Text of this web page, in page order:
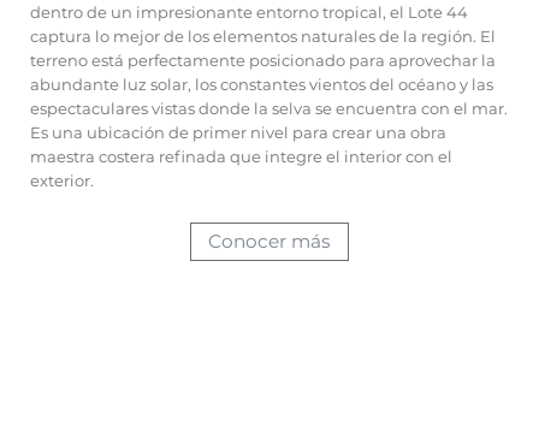
dentro de un impresionante entorno tropical, el Lote 44
captura lo mejor de los elementos naturales de la región. El
terreno está perfectamente posicionado para aprovechar la
abundante luz solar, los constantes vientos del océano y las
espectaculares vistas donde la selva se encuentra con el mar.
Es una ubicación de primer nivel para crear una obra
maestra costera refinada que integre el interior con el
exterior.
Conocer más